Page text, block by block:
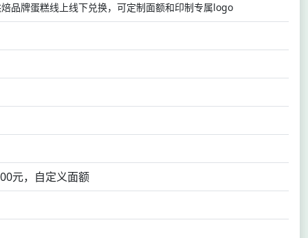
品牌蛋糕线上线下兑换，可定制面额和印制专属logo
元，自定义面额